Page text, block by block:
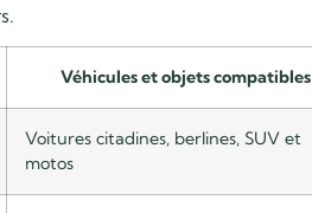
Véhicules et objets compatibles
Voitures citadines, berlines, SUV et
motos